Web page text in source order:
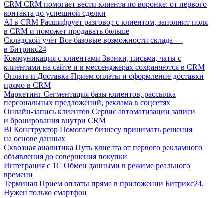
CRM CRM помогает вести клиента по воронке: от первого
контакта до успешной сделки
AI в CRM Расшифрует разговор с клиентом, заполнит поля
в CRM и поможет продавать больше
Складской учёт Все базовые возможности склада —
в Битрикс24
Коммуникация с клиентами Звонки, письма, чаты с
клиентами на сайте и в мессенджерах сохраняются в CRM
Оплата и Доставка Прием оплаты и оформление доставки
прямо в CRM
Маркетинг Сегментация базы клиентов, рассылка
персональных предложений, реклама в соцсетях
Онлайн-запись клиентов Сервис автоматизации записи
и бронирования внутри CRM
BI Конструктор Помогает бизнесу принимать решения
на основе данных
Сквозная аналитика Путь клиента от первого рекламного
объявления до совершения покупки
Интеграция с 1С Обмен данными в режиме реального
времени
Терминал Прием оплаты прямо в приложении Битрикс24.
Нужен только смартфон